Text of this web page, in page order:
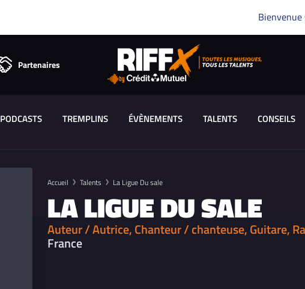
Bienvenue
Partenaires
PODCASTS TREMPLINS ÉVÈNEMENTS TALENTS CONSEILS
Accueil Talents La Ligue Du sale
LA LIGUE DU SALE
Auteur / Autrice, Chanteur / chanteuse, Guitare,
France